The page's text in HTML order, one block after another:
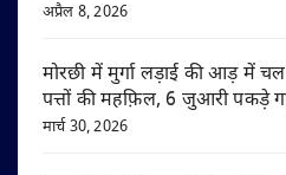
अप्रैल 8, 2026
मोरछी में मुर्गा लड़ाई की आड़ में
पत्तों की महफ़िल, 6 जुआरी पकड़े
मार्च 30, 2026